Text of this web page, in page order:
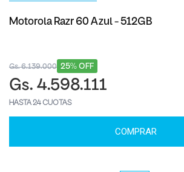
Motorola Razr 60 Azul - 512GB
25% OFF
Gs. 6.139.000
Gs. 4.598.111
HASTA 24 CUOTAS
COMPRAR